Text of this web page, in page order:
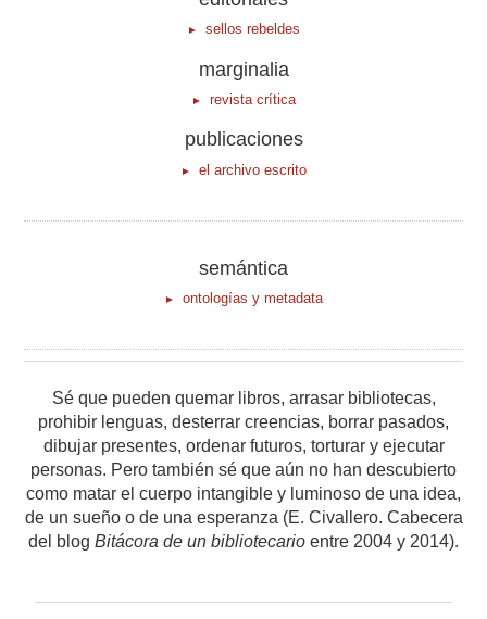
sellos rebeldes
marginalia
revista crítica
publicaciones
el archivo escrito
semántica
ontologías y metadata
Sé que pueden quemar libros, arrasar bibliotecas,
prohibir lenguas, desterrar creencias, borrar pasados,
dibujar presentes, ordenar futuros, torturar y ejecutar
personas. Pero también sé que aún no han descubierto
como matar el cuerpo intangible y luminoso de una idea,
de un sueño o de una esperanza (E. Civallero. Cabecera
del blog Bitácora de un bibliotecario entre 2004 y 2014).